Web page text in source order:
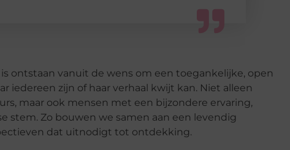
ontstaan vanuit de wens om een toegankelijke, open
iedereen zijn of haar verhaal kwijt kan. Niet alleen
maar ook mensen met een bijzondere ervaring,
stem. Zo bouwen we samen aan een levendig
dat uitnodigt tot ontdekking.